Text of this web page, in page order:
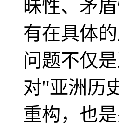
昧性、矛
有在具体
问题不仅
对"亚洲历
重构，也